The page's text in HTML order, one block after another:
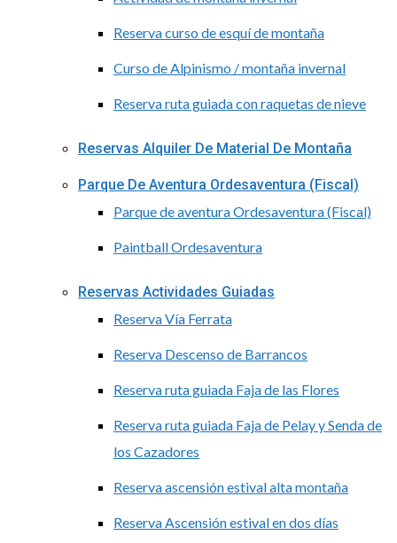
Reserva curso de esquí de montaña
Curso de Alpinismo / montaña invernal
Reserva ruta guiada con raquetas de nieve
Reservas Alquiler De Material De Montaña
Parque De Aventura Ordesaventura (Fiscal)
Parque de aventura Ordesaventura (Fiscal)
Paintball Ordesaventura
Reservas Actividades Guiadas
Reserva Vía Ferrata
Reserva Descenso de Barrancos
Reserva ruta guiada Faja de las Flores
Reserva ruta guiada Faja de Pelay y Senda de
los Cazadores
Reserva ascensión estival alta montaña
Reserva Ascensión estival en dos días